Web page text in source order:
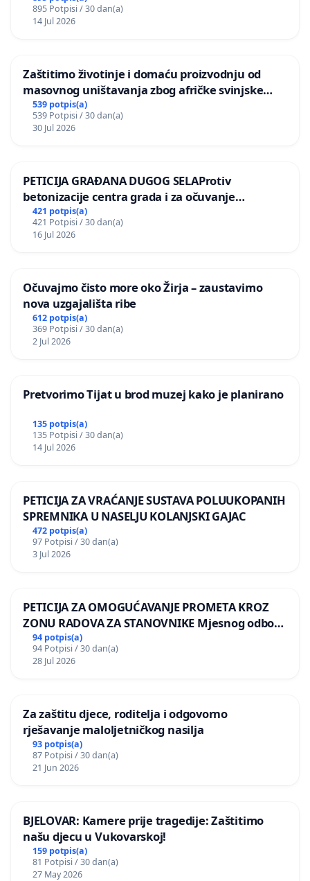
895 Potpisi / 30 dan(a)
14 Jul 2026
Zaštitimo životinje i domaću proizvodnju od
masovnog uništavanja zbog afričke svinjske
kuge
539 potpis(a)
539 Potpisi / 30 dan(a)
30 Jul 2026
PETICIJA GRAĐANA DUGOG SELAProtiv
betonizacije centra grada i za očuvanje
postojećih zelenih površina i odraslih stabala pri
donošenju izmjena urbanističkog plana
421 potpis(a)
421 Potpisi / 30 dan(a)
16 Jul 2026
Očuvajmo čisto more oko Žirja – zaustavimo
nova uzgajališta ribe
612 potpis(a)
369 Potpisi / 30 dan(a)
2 Jul 2026
Pretvorimo Tijat u brod muzej kako je planirano
135 potpis(a)
135 Potpisi / 30 dan(a)
14 Jul 2026
PETICIJA ZA VRAĆANJE SUSTAVA POLUUKOPANIH
SPREMNIKA U NASELJU KOLANJSKI GAJAC
472 potpis(a)
97 Potpisi / 30 dan(a)
3 Jul 2026
PETICIJA ZA OMOGUĆAVANJE PROMETA KROZ
ZONU RADOVA ZA STANOVNIKE Mjesnog odbora
Kamensko i Lemić Brdo
94 potpis(a)
94 Potpisi / 30 dan(a)
28 Jul 2026
Za zaštitu djece, roditelja i odgovorno
rješavanje maloljetničkog nasilja
93 potpis(a)
87 Potpisi / 30 dan(a)
21 Jun 2026
BJELOVAR: Kamere prije tragedije: Zaštitimo
našu djecu u Vukovarskoj!
159 potpis(a)
81 Potpisi / 30 dan(a)
27 May 2026